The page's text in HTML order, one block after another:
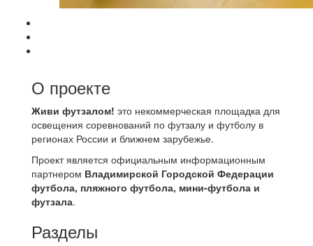
О проекте
Живи футзалом! это некоммерческая площадка для
освещения соревнований по футзалу и футболу в
регионах России и ближнем зарубежье.
Проект является официальным информационным
партнером Владимирской Городской Федерации
футбола, пляжного футбола, мини-футбола и
футзала.
Разделы